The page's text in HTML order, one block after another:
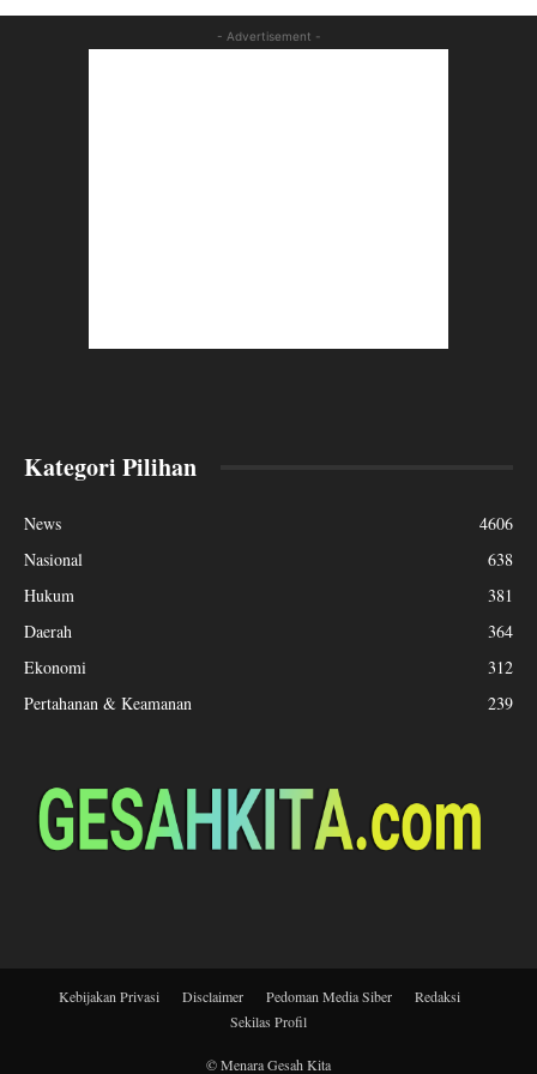
- Advertisement -
Kategori Pilihan
News
4606
Nasional
638
Hukum
381
Daerah
364
Ekonomi
312
Pertahanan & Keamanan
239
Kebijakan Privasi Disclaimer Pedoman Media Siber
Redaksi
Sekilas Profil
© Menara Gesah Kita